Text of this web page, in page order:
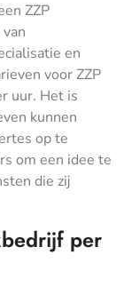
ZZP
en
voor ZZP
uur. Het is
kunnen
op te
om een idee te
die zij
per